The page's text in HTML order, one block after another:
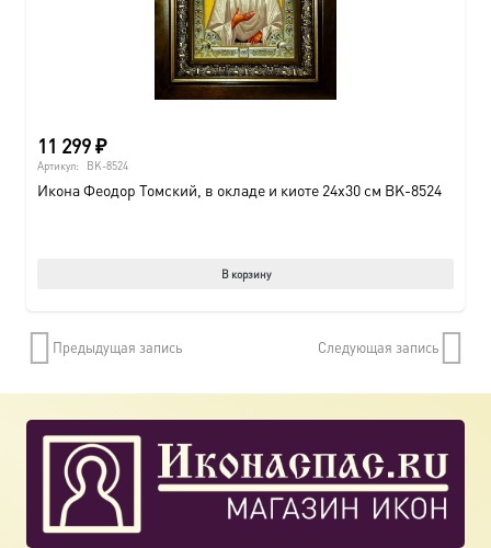
11 299₽
Артикул: BK-8524
Икона Феодор Томский, в окладе и киоте 24х30 см BK-8524
В корзину
Предыдущая запись Следующая запись